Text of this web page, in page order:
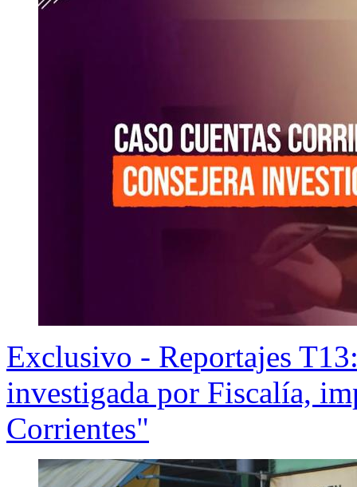
Exclusivo - Reportajes
investigada por Fiscalía,
Corrientes"